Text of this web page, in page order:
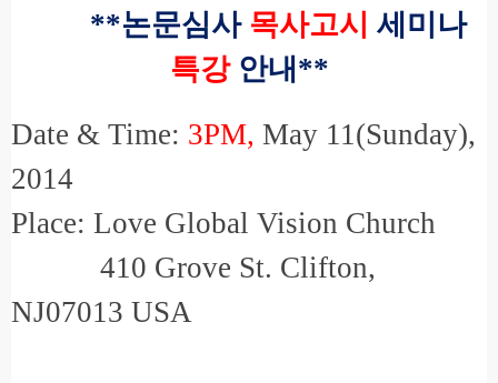
**논문심사 목사고시 세미나
특강안내 **
Date & Time: 3PM, May 11(Sunday),
2014
Place: Love Global Vision Church
410 Grove St. Clifton,
NJ07013 USA